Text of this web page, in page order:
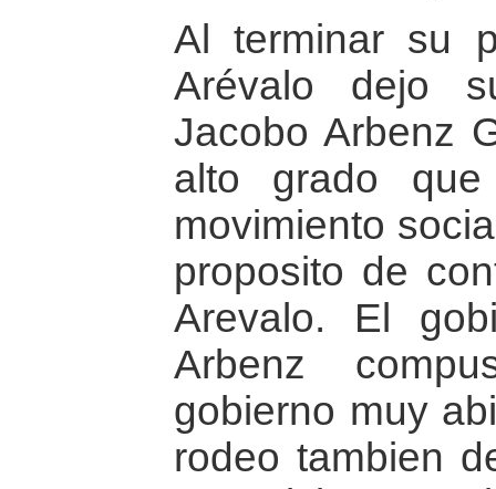
Al terminar su
Arévalo dejo
Jacobo Arbenz
alto grado
movimiento
proposito de
Arevalo. El
Arbenz
gobierno muy
rodeo tambien